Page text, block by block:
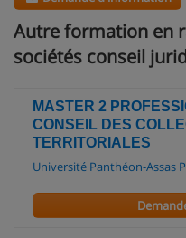
Autre formation en
sociétés conseil
MASTER 2
CONSEIL DES
TERRITORIALES
Université Panthéon-Assas